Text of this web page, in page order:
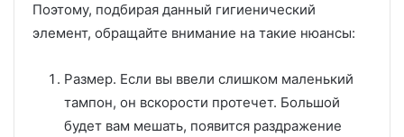
Поэтому, подбирая данный гигиенический
элемент, обращайте внимание на такие нюансы:
Размер. Если вы ввели слишком маленький
тампон, он вскорости протечет. Большой
будет вам мешать, появится раздражение